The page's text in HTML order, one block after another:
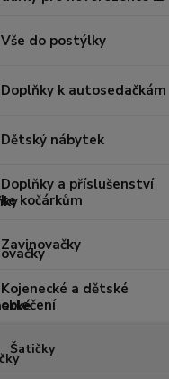
Vše do postýlky
Doplňky k autosedačkám
Dětský nábytek
Doplňky a příslušenství
ke kočárkům
Zavinovačky
Kojenecké a dětské
oblečení
Šatičky